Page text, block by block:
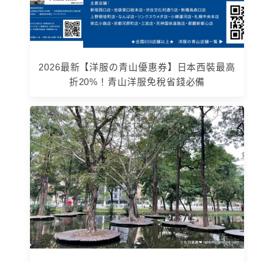
2026最新【洋服の青山優惠券】日本西裝最高
折20%！青山洋服免稅省錢必備